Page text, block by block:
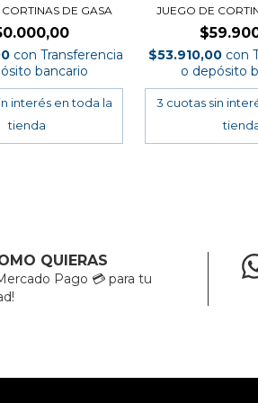
DE GASA
con Transferencia
bancario
JUEGO DE
$53.910,00 con
o depósito
QUIERAS
Pago 💳 para tu